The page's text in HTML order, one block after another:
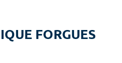
FORGUES